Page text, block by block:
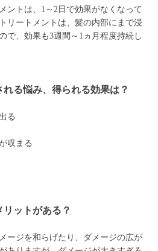
ントは、1～2日で効果がなくなって
リートメントは、髪の内部にまで浸
で、効果も3週間～1ヵ月程度持続し
れる悩み、得られる効果は？
る
収まる
リットがある？
ージを和らげたり、ダメージの広が